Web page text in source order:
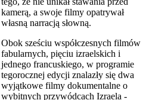
kamerą, a swoje filmy opatrywał
własną narracją słowną.
Obok sześciu współczesnych filmów
fabularnych, pięciu izraelskich i
jednego francuskiego, w programie
tegorocznej edycji znalazły się dwa
wyjątkowe filmy dokumentalne o
wybitnych przywódcach Izraela -